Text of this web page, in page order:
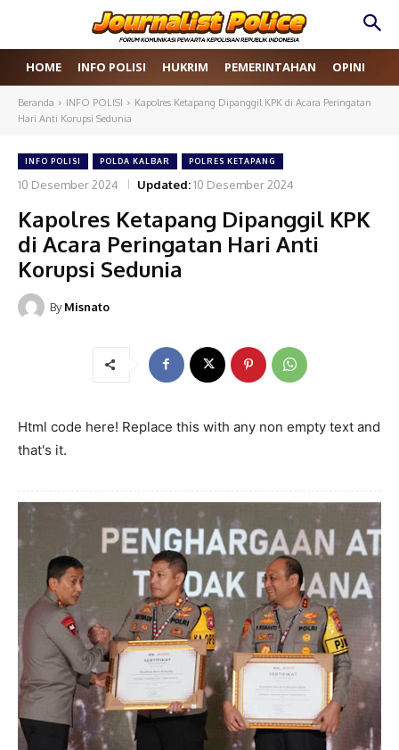
HOME INFO POLISI HUKRIM PEMERINTAHAN OPINI
Beranda INFO POLISI
Kapolres Ketapang Dipanggil KPK di Acara Peringatan
Hari Anti Korupsi Sedunia
INFO POLISI POLDA KALBAR POLRES KETAPANG
10 Desember 2024 Updated:10 Desember 2024
Kapolres Ketapang Dipanggil KPK
di Acara Peringatan Hari Anti
Korupsi Sedunia
By Misnato
Html code here! Replace this with any non empty text and
that's it.